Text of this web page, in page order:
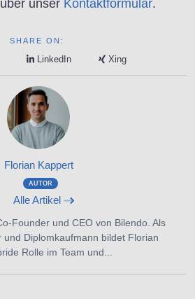
unser Kontaktformular.
SHARE ON:
LinkedIn Xing
Florian Kappert
AUTOR
Alle Artikel
Founder und CEO von Bilendo. Als
und Diplomkaufmann bildet Florian
Rolle im Team und...